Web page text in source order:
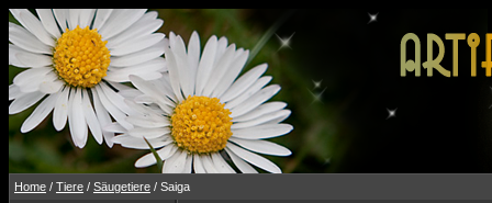
Home / Tiere / Säugetiere / Saiga